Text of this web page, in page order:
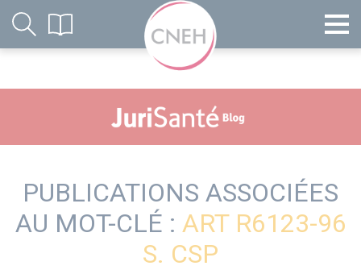
PUBLICATIONS ASSOCIÉES
AU MOT-CLÉ : ART R6123-96
S. CSP